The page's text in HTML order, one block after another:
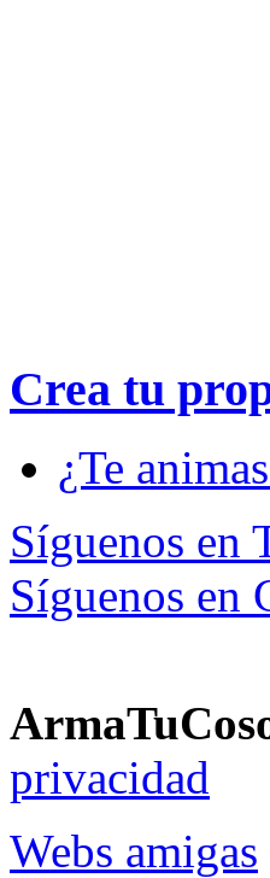
Crea tu
¿Te
Síguenos en
Síguenos en
privacidad
Webs amigas